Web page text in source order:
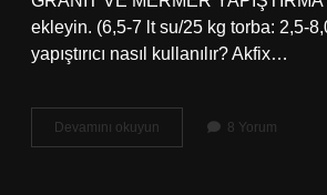
ekleyin. (6,5-7 lt su/25 kg torba: 2,5-
yapıştırıcı nasıl kullanılır? Akfix…
Devamını okuyun
Mermer
8 Yorum